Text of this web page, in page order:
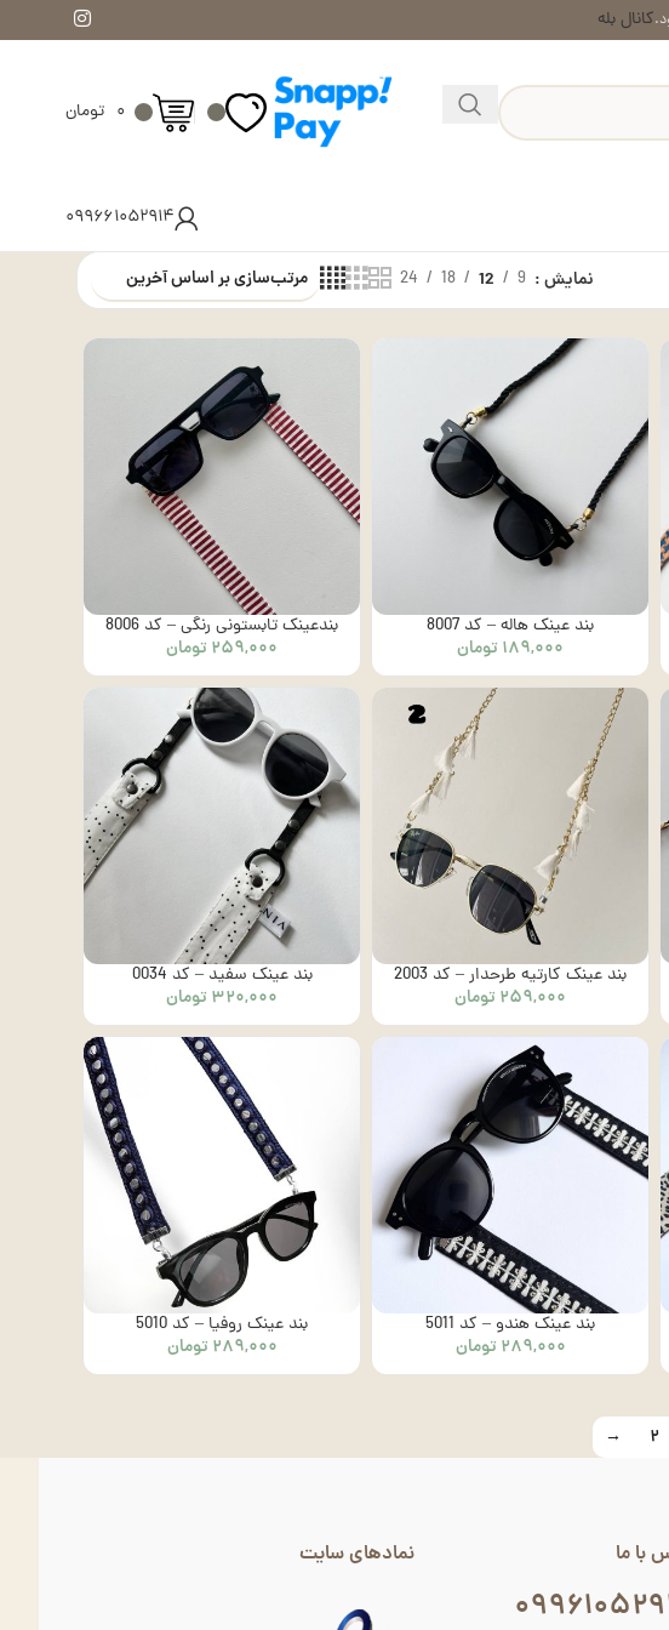
کانال بله
۰ تومان
۰۹۹۶۶۱۰۵۲۹۱۴
نمایش 9
12
18
24
بند عینک هاله – کد 8007
۱۸۹,۰۰۰ تومان
بندعینک تابستونی رنگی – کد 8006
۲۵۹,۰۰۰ تومان
بند عینک کارتیه طرحدار – کد 2003
۲۵۹,۰۰۰ تومان
بند عینک سفید – کد 0034
۳۲۰,۰۰۰ تومان
بند عینک هندو – کد 5011
۲۸۹,۰۰۰ تومان
بند عینک روفیا – کد 5010
۲۸۹,۰۰۰ تومان
۲ →
با ما نمادهای سایت